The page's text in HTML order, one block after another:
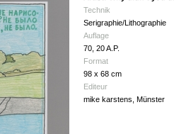
Technik
Serigraphie/Lithographie
Auflage
70, 20 A.P.
Format
98 x 68 cm
Editeur
mike karstens, Münster